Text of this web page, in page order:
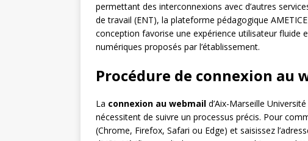
permettant des interconnexions avec d’autres
de travail (ENT), la plateforme pédagogique
conception favorise une expérience utilisateur fluide
numériques proposés par l’établissement.
Procédure de connexion au
La connexion au webmail d’Aix-Marseille
nécessitent de suivre un processus précis. Pour
(Chrome, Firefox, Safari ou Edge) et saisissez